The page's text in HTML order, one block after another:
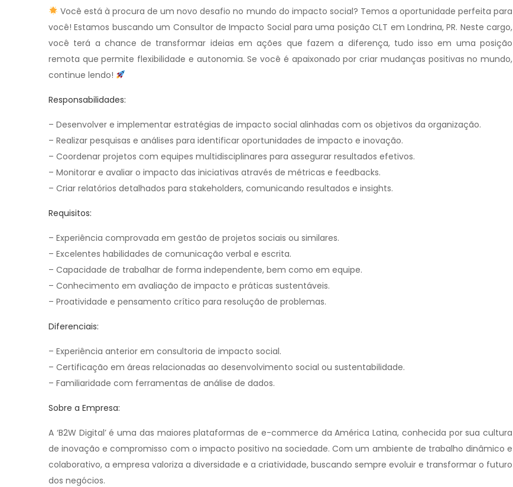
Você está à procura de um novo desafio no mundo do impacto social? Temos a oportunidade perfeita para
você! Estamos buscando um Consultor de Impacto Social para uma posição CLT em Londrina, PR. Neste cargo,
você terá a chance de transformar ideias em ações que fazem a diferença, tudo isso em uma posição
remota que permite flexibilidade e autonomia. Se você é apaixonado por criar mudanças positivas no mundo,
continue lendo!
Responsabilidades:
– Desenvolver e implementar estratégias de impacto social alinhadas com os objetivos da organização.
– Realizar pesquisas e análises para identificar oportunidades de impacto e inovação.
– Coordenar projetos com equipes multidisciplinares para assegurar resultados efetivos.
– Monitorar e avaliar o impacto das iniciativas através de métricas e feedbacks.
– Criar relatórios detalhados para stakeholders, comunicando resultados e insights.
Requisitos:
– Experiência comprovada em gestão de projetos sociais ou similares.
– Excelentes habilidades de comunicação verbal e escrita.
– Capacidade de trabalhar de forma independente, bem como em equipe.
– Conhecimento em avaliação de impacto e práticas sustentáveis.
– Proatividade e pensamento crítico para resolução de problemas.
Diferenciais:
– Experiência anterior em consultoria de impacto social.
– Certificação em áreas relacionadas ao desenvolvimento social ou sustentabilidade.
– Familiaridade com ferramentas de análise de dados.
Sobre a Empresa:
A ‘B2W Digital’ é uma das maiores plataformas de e-commerce da América Latina, conhecida por sua cultura
de inovação e compromisso com o impacto positivo na sociedade. Com um ambiente de trabalho dinâmico e
colaborativo, a empresa valoriza a diversidade e a criatividade, buscando sempre evoluir e transformar o futuro
dos negócios.